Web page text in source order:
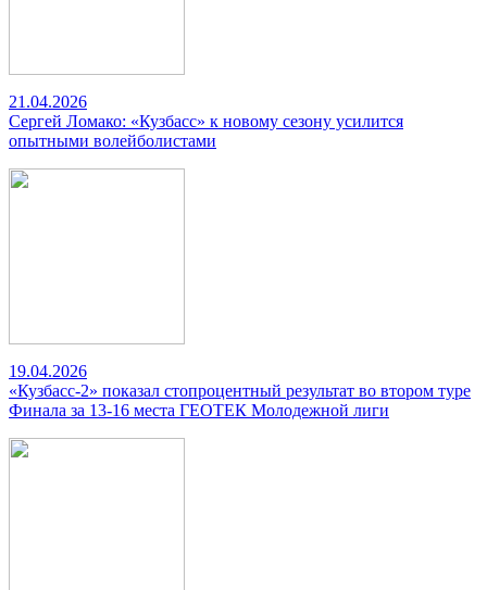
21.04.2026
Сергей Ломако: «Кузбасс» к новому сезону усилится
опытными волейболистами
19.04.2026
«Кузбасс-2» показал стопроцентный результат во втором туре
Финала за 13-16 места ГЕОТЕК Молодежной лиги